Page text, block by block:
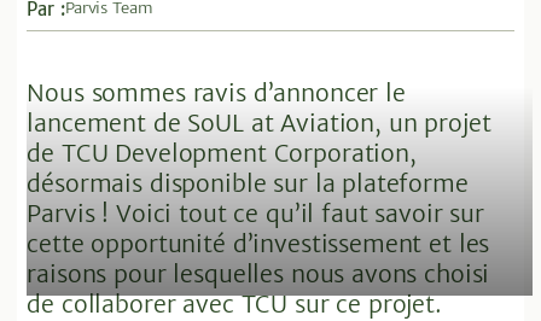
Par :Parvis Team
Nous sommes ravis d’annoncer le
lancement de SoUL at Aviation, un projet
de TCU Development Corporation,
désormais disponible sur la plateforme
Parvis ! Voici tout ce qu’il faut savoir sur
cette opportunité d’investissement et les
raisons pour lesquelles nous avons choisi
de collaborer avec TCU sur ce projet.